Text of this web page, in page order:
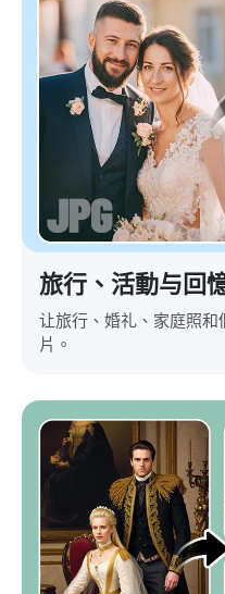
旅行、活動与回
让旅行、婚礼、家庭照
片。